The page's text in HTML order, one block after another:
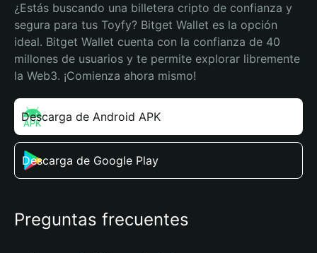
¿Estás buscando una billetera cripto de confianza y
segura para tus Toyfy? Bitget Wallet es la opción
ideal. Bitget Wallet cuenta con la confianza de 40
millones de usuarios y te permite explorar libremente
la Web3. ¡Comienza ahora mismo!
Descarga de Android APK
Descarga de Google Play
Preguntas frecuentes